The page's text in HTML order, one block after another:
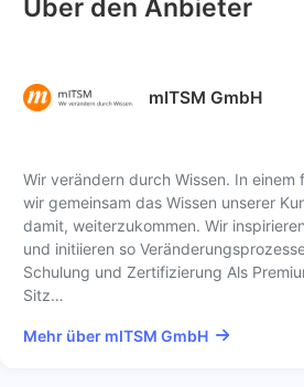
Über den Anbieter
mITSM GmbH
Wir verändern durch Wissen. In
wir gemeinsam das Wissen unserer
damit, weiterzukommen. Wir
und initiieren so
Schulung und Zertifizierung Als
Sitz…
Mehr über mITSM GmbH